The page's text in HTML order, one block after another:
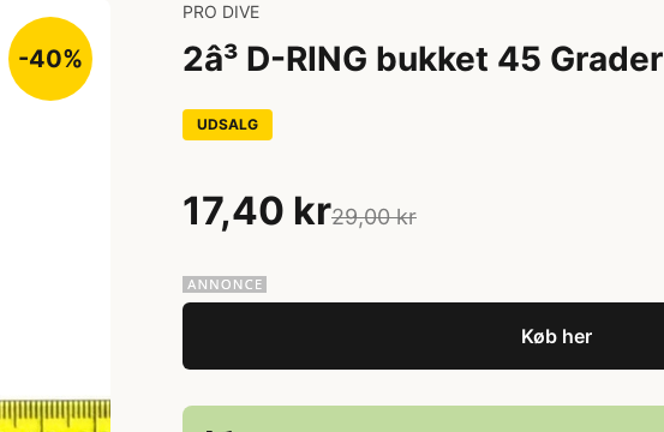
-40%
PRO DIVE
2â³ D-RING bukket 45 Grader
UDSALG
17,40 kr29,00 kr
Køb her